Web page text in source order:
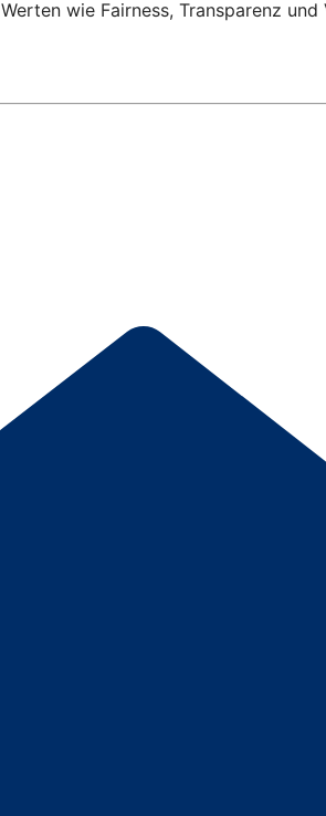
wie Fairness, Transparenz